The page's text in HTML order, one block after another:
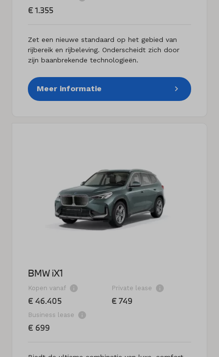
€ 1.355
Zet een nieuwe standaard op het gebied van
rijbereik en rijbeleving. Onderscheidt zich door
zijn baanbrekende technologieën.
Meer informatie
BMW iX1
Kopen vanaf
€ 46.405
Private lease
€ 749
Business lease
€ 699